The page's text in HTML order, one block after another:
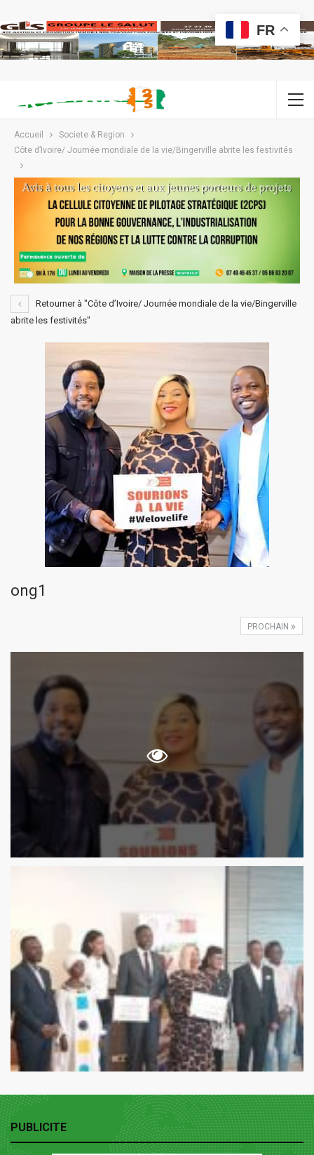
Accueil
Societe & Region
Côte d’Ivoire/ Journée mondiale de la vie/Bingerville abrite les festivités
Retourner à "Côte d’Ivoire/ Journée mondiale de la vie/Bingerville
abrite les festivités"
ong1
PROCHAIN
PUBLICITE
FR